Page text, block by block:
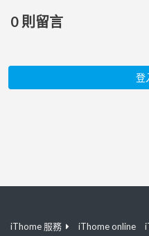
0 則留言
登
iThome 服務 iThome online